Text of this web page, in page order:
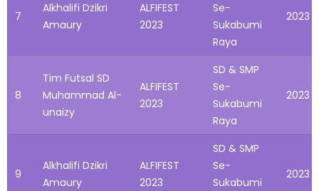
7
Alkhalifi Dzikri
Amaury
ALFIFEST
2023
Se-
Sukabumi
Raya
2023
8
Tim Futsal SD
Muhammad Al-
unaizy
ALFIFEST
2023
SD & SMP
Se-
Sukabumi
Raya
2023
9
Alkhalifi Dzikri
Amaury
ALFIFEST
2023
SD & SMP
Se-
Sukabumi
2023